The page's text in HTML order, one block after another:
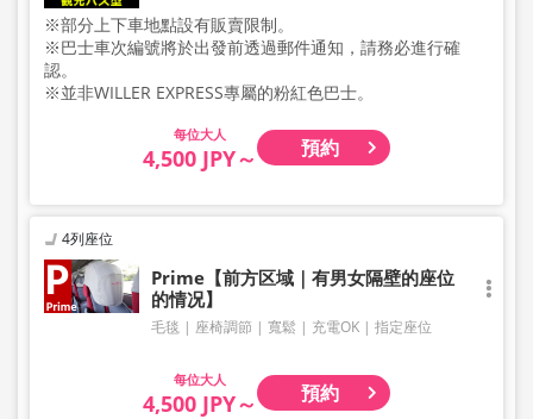
※部分上下車地點設有販賣限制。
※巴士車次編號將於出發前透過郵件通知，請務必進行確
認。
※並非WILLER EXPRESS專屬的粉紅色巴士。
大人
4,500 JPY～ 預約
4列座位
Prime【前方区域｜有男女隔壁的座位
的情况】
毛毯 座椅調節 寬鬆 充電OK 指定座位
大人
4,500 JPY～ 預約